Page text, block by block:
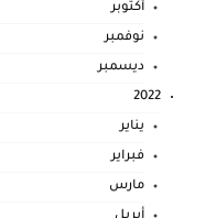
أكتوبر
نوفمبر
ديسمبر
2022
يناير
فبراير
مارس